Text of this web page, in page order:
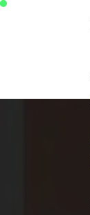
본문 바로가기